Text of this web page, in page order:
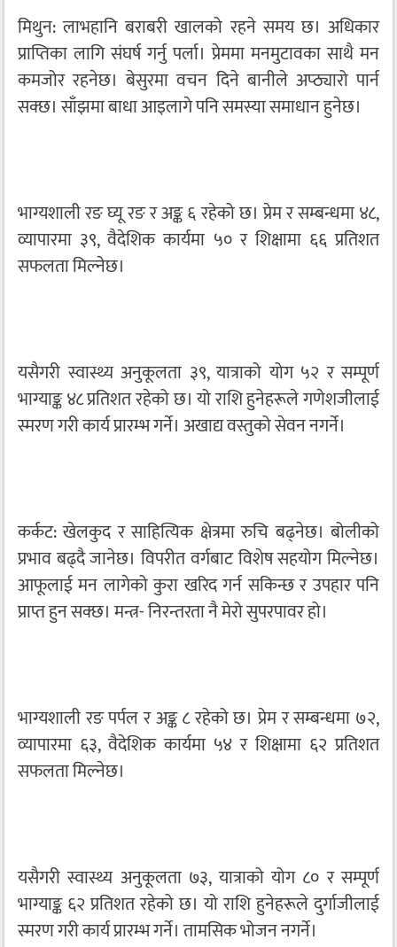
मिथुन: लाभहानि बराबरी खालको रहने समय छ। अधिकार
प्राप्तिका लागि संघर्ष गर्नु पर्ला। प्रेममा मनमुटावका साथै मन
कमजोर रहनेछ। बेसुरमा वचन दिने बानीले अप्ठ्यारो पार्न
सक्छ। साँझमा बाधा आइलागे पनि समस्या समाधान हुनेछ।
भाग्यशाली रङ घ्यू रङ र अङ्क ६ रहेको छ। प्रेम र सम्बन्धमा ४८,
व्यापारमा ३९, वैदेशिक कार्यमा ५० र शिक्षामा ६६ प्रतिशत
सफलता मिल्नेछ।
यसैगरी स्वास्थ्य अनुकूलता ३९, यात्राको योग ५२ र सम्पूर्ण
भाग्याङ्क ४८ प्रतिशत रहेको छ। यो राशि हुनेहरूले गणेशजीलाई
स्मरण गरी कार्य प्रारम्भ गर्ने। अखाद्य वस्तुको सेवन नगर्ने।
कर्कट: खेलकुद र साहित्यिक क्षेत्रमा रुचि बढ्नेछ। बोलीको
प्रभाव बढ्दै जानेछ। विपरीत वर्गबाट विशेष सहयोग मिल्नेछ।
आफूलाई मन लागेको कुरा खरिद गर्न सकिन्छ र उपहार पनि
प्राप्त हुन सक्छ। मन्त्र- निरन्तरता नै मेरो सुपरपावर हो।
भाग्यशाली रङ पर्पल र अङ्क ८ रहेको छ। प्रेम र सम्बन्धमा ७२,
व्यापारमा ६३, वैदेशिक कार्यमा ५४ र शिक्षामा ६२ प्रतिशत
सफलता मिल्नेछ।
यसैगरी स्वास्थ्य अनुकूलता ७३, यात्राको योग ८० र सम्पूर्ण
भाग्याङ्क ६२ प्रतिशत रहेको छ। यो राशि हुनेहरूले दुर्गाजीलाई
स्मरण गरी कार्य प्रारम्भ गर्ने। तामसिक भोजन नगर्ने।